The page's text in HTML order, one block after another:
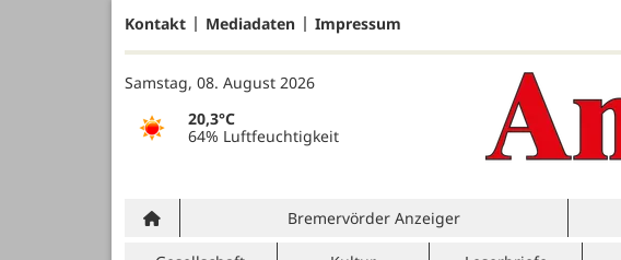
Kontakt Mediadaten Impressum
Samstag, 08. August 2026
20,3°C
64% Luftfeuchtigkeit
Bremervörder Anzeiger